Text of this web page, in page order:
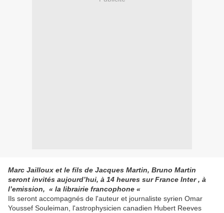
Marc Jailloux et le fils de Jacques Martin, Bruno Martin
seront invités aujourd’hui, à 14 heures sur France Inter , à
l’emission, « la librairie francophone «
Ils seront accompagnés de l'auteur et journaliste syrien Omar
Youssef Souleiman, l'astrophysicien canadien Hubert Reeves